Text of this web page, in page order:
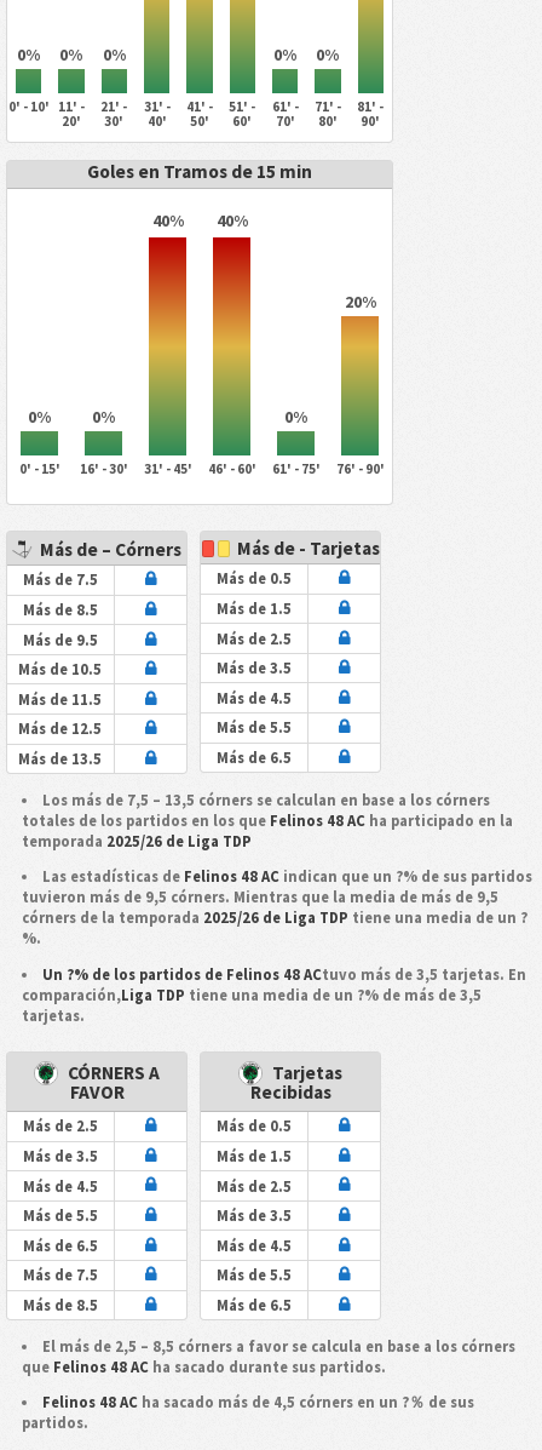
0% 0% 0% 0% 0%
0' - 10'
11' -
20'
21' -
30'
31' -
40'
41' -
50'
51' -
60'
61' -
70'
71' -
80'
81' -
90'
Goles en Tramos de 15 min
0% 0%
40% 40%
0%
20%
0' - 15' 16' - 30' 31' - 45' 46' - 60' 61' - 75' 76' - 90'
Más de – Córners
Más de 7.5
Más de 8.5
Más de 9.5
Más de 10.5
Más de 11.5
Más de 12.5
Más de 13.5
Más de - Tarjetas
Más de 0.5
Más de 1.5
Más de 2.5
Más de 3.5
Más de 4.5
Más de 5.5
Más de 6.5
Los más de 7,5 – 13,5 córners se calculan en base a los córners
totales de los partidos en los que Felinos 48 ACha participado en la
temporada 2025/26 de Liga TDP
Las estadísticas de Felinos 48 AC indican que un ?% de sus partidos
tuvieron más de 9,5 córners. Mientras que la media de más de 9,5
córners de la temporada 2025/26 de Liga TDP tiene una media de un ?
%.
Un ?% de los partidos de Felinos 48 ACtuvo más de 3,5 tarjetas. En
comparación,Liga TDP tiene una media de un ?% de más de 3,5
tarjetas.
CÓRNERS A
FAVOR
Más de 2.5
Más de 3.5
Más de 4.5
Más de 5.5
Más de 6.5
Más de 7.5
Más de 8.5
Tarjetas
Recibidas
Más de 0.5
Más de 1.5
Más de 2.5
Más de 3.5
Más de 4.5
Más de 5.5
Más de 6.5
El más de 2,5 – 8,5 córners a favor se calcula en base a los córners
que Felinos 48 ACha sacado durante sus partidos.
Felinos 48 AC ha sacado más de 4,5 córners en un ?％ de sus
partidos.